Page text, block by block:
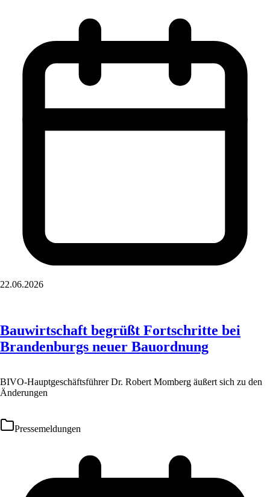
22.06.2026
Bauwirtschaft begrüßt Fortschritte bei
Brandenburgs neuer Bauordnung
BIVO-Hauptgeschäftsführer Dr. Robert Momberg äußert sich zu den
Änderungen
Pressemeldungen